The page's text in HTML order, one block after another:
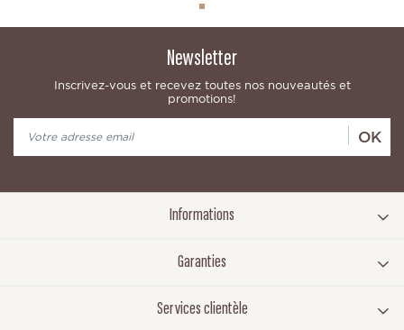
Newsletter
Inscrivez-vous et recevez toutes nos nouveautés et
promotions!
OK
Informations
Garanties
Services clientèle